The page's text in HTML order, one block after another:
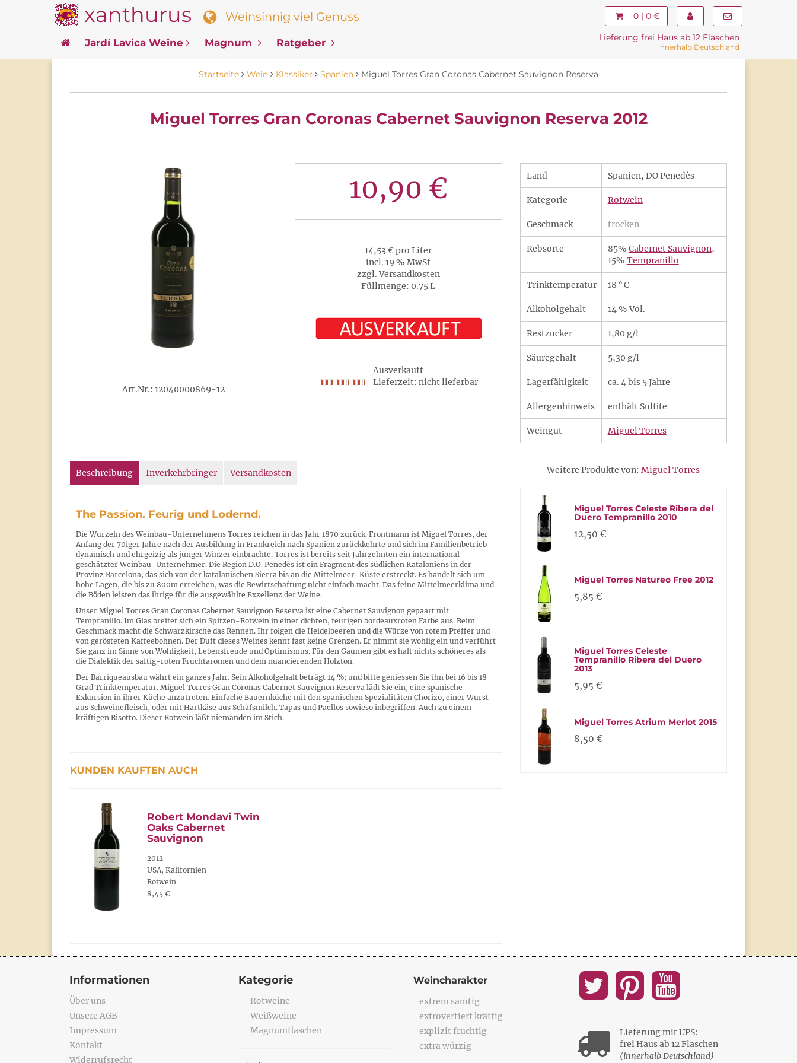
xanthurus Weinsinnig viel Genuss 0 | 0 €
Jardí Lavica Weine Magnum Ratgeber Lieferung frei Haus ab 12 Flaschen
innerhalb Deutschland
Startseite Wein Klassiker Spanien Miguel Torres Gran Coronas Cabernet Sauvignon Reserva
Miguel Torres Gran Coronas Cabernet Sauvignon Reserva 2012
Art.Nr.: 12040000869-12
10,90 €
14,53 € pro Liter
incl. 19 % MwSt
zzgl. Versandkosten
Füllmenge: 0.75 L
Ausverkauft
Lieferzeit: nicht lieferbar
Land Spanien, DO Penedès
Kategorie Rotwein
Geschmack trocken
Rebsorte 85% Cabernet Sauvignon,
15% Tempranillo
Trinktemperatur 18 ° C
Alkoholgehalt 14 % Vol.
Restzucker 1,80 g/l
Säuregehalt 5,30 g/l
Lagerfähigkeit ca. 4 bis 5 Jahre
Allergenhinweis enthält Sulfite
Weingut Miguel Torres
Beschreibung Inverkehrbringer Versandkosten
The Passion. Feurig und Lodernd.
Die Wurzeln des Weinbau-Unternehmens Torres reichen in das Jahr 1870 zurück. Frontmann ist Miguel Torres, der
Anfang der 70iger Jahre nach der Ausbildung in Frankreich nach Spanien zurückkehrte und sich im Familienbetrieb
dynamisch und ehrgeizig als junger Winzer einbrachte. Torres ist bereits seit Jahrzehnten ein international
geschätzter Weinbau-Unternehmer. Die Region D.O. Penedès ist ein Fragment des südlichen Kataloniens in der
Provinz Barcelona, das sich von der katalanischen Sierra bis an die Mittelmeer-Küste erstreckt. Es handelt sich um
hohe Lagen, die bis zu 800m erreichen, was die Bewirtschaftung nicht einfach macht. Das feine Mittelmeerklima und
die Böden leisten das ihrige für die ausgewählte Exzellenz der Weine.
Unser Miguel Torres Gran Coronas Cabernet Sauvignon Reserva ist eine Cabernet Sauvignon gepaart mit
Tempranillo. Im Glas breitet sich ein Spitzen-Rotwein in einer dichten, feurigen bordeauxroten Farbe aus. Beim
Geschmack macht die Schwarzkirsche das Rennen. Ihr folgen die Heidelbeeren und die Würze von rotem Pfeffer und
von gerösteten Kaffeebohnen. Der Duft dieses Weines kennt fast keine Grenzen. Er nimmt sie wohlig ein und verführt
Sie ganz im Sinne von Wohligkeit, Lebensfreude und Optimismus. Für den Gaumen gibt es halt nichts schöneres als
die Dialektik der saftig-roten Fruchtaromen und dem nuancierenden Holzton.
Der Barriqueausbau währt ein ganzes Jahr. Sein Alkoholgehalt beträgt 14 %; und bitte geniessen Sie ihn bei 16 bis 18
Grad Trinktemperatur. Miguel Torres Gran Coronas Cabernet Sauvignon Reserva lädt Sie ein, eine spanische
Exkursion in ihrer Küche anzutreten. Einfache Bauernküche mit den spanischen Spezialitäten Chorizo, einer Wurst
aus Schweinefleisch, oder mit Hartkäse aus Schafsmilch. Tapas und Paellos sowieso inbegriffen. Auch zu einem
kräftigen Risotto. Dieser Rotwein läßt niemanden im Stich.
KUNDEN KAUFTEN AUCH
Robert Mondavi Twin
Oaks Cabernet
Sauvignon
2012
USA, Kalifornien
Rotwein
8,45 €
Weitere Produkte von:Miguel Torres
Miguel Torres Celeste Ribera del
Duero Tempranillo 2010
12,50 €
Miguel Torres Natureo Free 2012
5,85 €
Miguel Torres Celeste
Tempranillo Ribera del Duero
2013
5,95 €
Miguel Torres Atrium Merlot 2015
8,50 €
Informationen
Über uns
Unsere AGB
Impressum
Kontakt
Widerrufsrecht
Kategorie
Rotweine
Weißweine
Magnumflaschen
Weincharakter
extrem samtig
extrovertiert kräftig
explizit fruchtig
extra würzig
Lieferung mit UPS:
frei Haus ab 12 Flaschen
(innerhalb Deutschland)